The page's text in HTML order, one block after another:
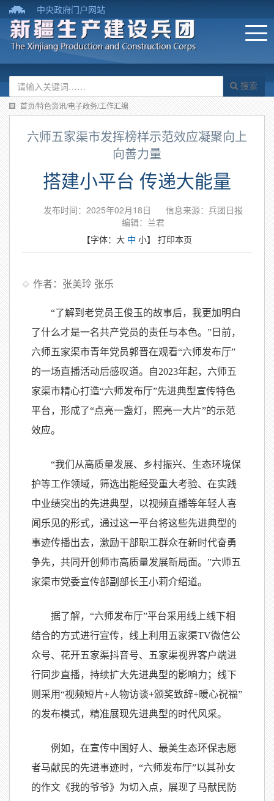
中央政府门户网站
搜索
首页/特色资讯/电子政务/工作汇编
六师五家渠市发挥榜样示范效应凝聚向上
向善力量
搭建小平台 传递大能量
发布时间：2025年02月18日
信息来源：兵团日报
编辑：兰君
【字体： 大 中 小】 打印本页
作者：张美玲 张乐
“了解到老党员王俊玉的故事后，我更加明白
了什么才是一名共产党员的责任与本色。”日前，
六师五家渠市青年党员郭晋在观看“六师发布厅”
的一场直播活动后感叹道。自2023年起，六师五
家渠市精心打造“六师发布厅”先进典型宣传特色
平台，形成了“点亮一盏灯，照亮一大片”的示范
效应。
“我们从高质量发展、乡村振兴、生态环境保
护等工作领域，筛选出能经受重大考验、在实践
中业绩突出的先进典型，以视频直播等年轻人喜
闻乐见的形式，通过这一平台将这些先进典型的
事迹传播出去，激励干部职工群众在新时代奋勇
争先，共同开创师市高质量发展新局面。”六师五
家渠市党委宣传部副部长王小莉介绍道。
据了解，“六师发布厅”平台采用线上线下相
结合的方式进行宣传，线上利用五家渠TV微信公
众号、花开五家渠抖音号、五家渠视界客户端进
行同步直播，持续扩大先进典型的影响力；线下
则采用“视频短片+人物访谈+颁奖致辞+暖心祝福”
的发布模式，精准展现先进典型的时代风采。
例如，在宣传中国好人、最美生态环保志愿
者马献民的先进事迹时，“六师发布厅”以其孙女
的作文《我的爷爷》为切入点，展现了马献民防